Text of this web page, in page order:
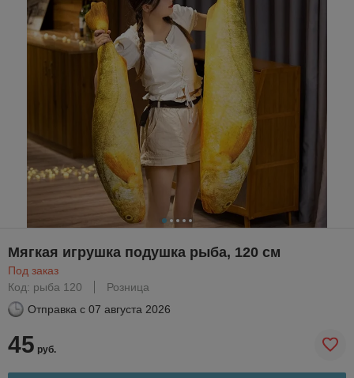
Мягкая игрушка подушка рыба, 120 см
Под заказ
Код: рыба 120
Розница
Отправка с 07 августа 2026
45 руб.